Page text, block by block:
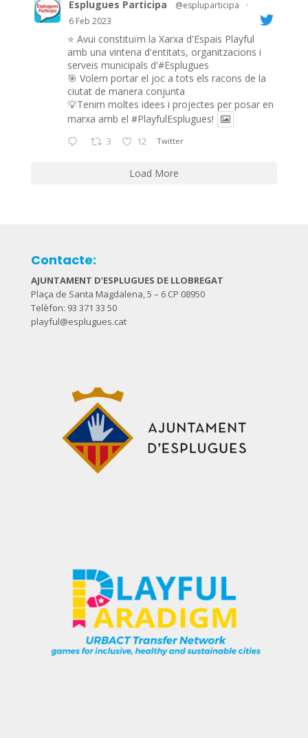
Esplugues Participa @espluparticipa
·
6 Feb 2023
⭐️ Avui constituïm la Xarxa d'Espais Playful
amb una vintena d'entitats, organitzacions i
serveis municipals d'#Esplugues
🎯 Volem portar el joc a tots els racons de la
ciutat de manera conjunta
💡Tenim moltes idees i projectes per posar en
marxa amb el #PlayfulEsplugues!
3 12 Twitter
Load More
Contacte:
AJUNTAMENT D’ESPLUGUES DE LLOBREGAT
Plaça de Santa Magdalena, 5 – 6 CP 08950
Telèfon: 93 371 33 50
playful@esplugues.cat